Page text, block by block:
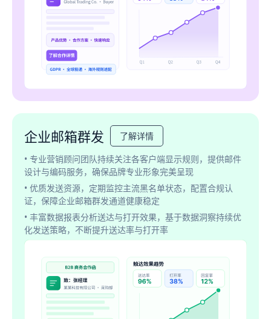
企业邮箱群发
了解详情
• 专业营销顾问团队持续关注各客户端显示规则，提供邮件
设计与编码服务，确保品牌专业形象完美呈现
• 优质发送资源，定期监控主流黑名单状态，配置合规认
证，保障企业邮箱群发通道健康稳定
• 丰富数据报表分析送达与打开效果，基于数据洞察持续优
化发送策略，不断提升送达率与打开率